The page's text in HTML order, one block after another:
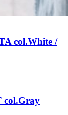
col.White /
col.Gray